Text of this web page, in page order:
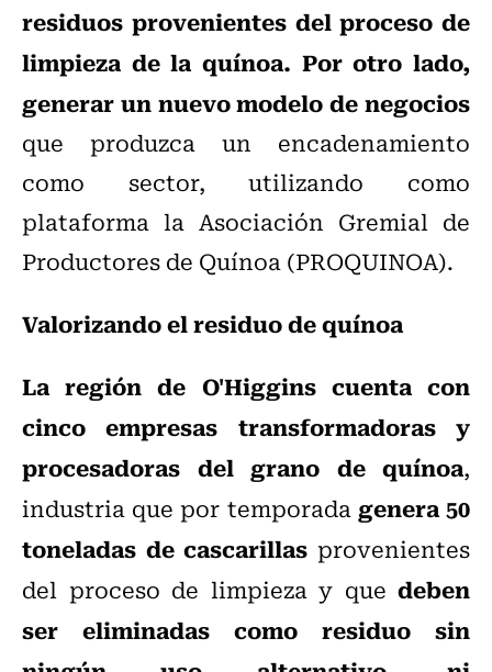
residuos provenientes del proceso de
limpieza de la quínoa. Por otro lado,
generar un nuevo modelo de negocios
que produzca un encadenamiento
como sector, utilizando como
plataforma la Asociación Gremial de
Productores de Quínoa (PROQUINOA).
Valorizando el residuo de quínoa
La región de O'Higgins cuenta con
cinco empresas transformadoras y
procesadoras del grano de quínoa,
industria que por temporadagenera 50
toneladas de cascarillas provenientes
del proceso de limpieza y que deben
ser eliminadas como residuo sin